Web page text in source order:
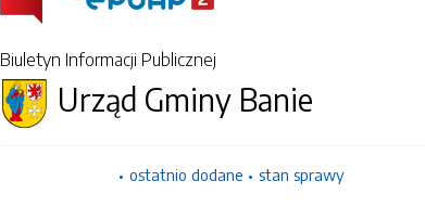
Biuletyn Informacji Publicznej
Urząd Gminy Banie
ostatnio dodane stan sprawy